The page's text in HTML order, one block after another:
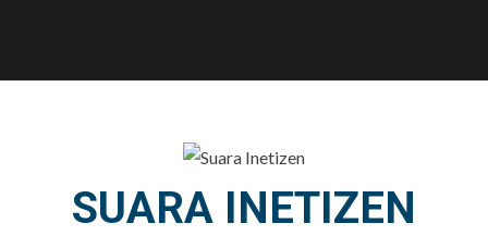
SUARA INETIZEN